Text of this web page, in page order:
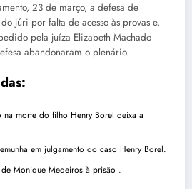
23 de março, a defesa de
júri por falta de acesso às provas e,
pela juíza Elizabeth Machado
abandonaram o plenário.
morte do filho Henry Borel deixa a
em julgamento do caso Henry Borel.
Monique Medeiros à prisão .